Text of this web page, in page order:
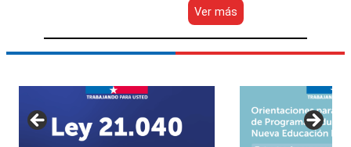
Ver más
Estudiantes
de
la
Padua
crearon